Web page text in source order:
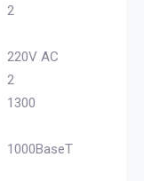
2
220V AC
2
1300
1000BaseT